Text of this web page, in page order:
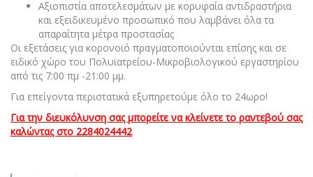
Αξιοπιστία αποτελεσμάτων με κορυφαία αντιδραστήρια
και εξειδικευμένο προσωπικό που λαμβάνει όλα τα
απαραίτητα μέτρα προστασίας
Οι εξετάσεις για κορονοϊό πραγματοποιούνται επίσης και σε
ειδικό χώρο του Πολυϊατρείου-Μικροβιολογικού εργαστηρίου
από τις 7:00 πμ -21:00 μμ.
Για επείγοντα περιστατικά εξυπηρετούμε όλο το 24ωρο!
Για την διευκόλυνση σας μπορείτε να κλείνετε το ραντεβού σας
καλώντας στο 2284024442